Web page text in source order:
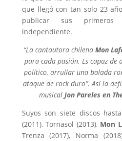
que llegó con tan solo 23
publicar sus
independiente.
“La cantautora chilenaMon
para cada pasión. Es capaz
político, arrullar una balada
ataque de rock duro”. Así la
musicalJon Pareles en
Suyos son siete discos
(2011), Tornasol (2013), Mon
Trenza (2017), Norma